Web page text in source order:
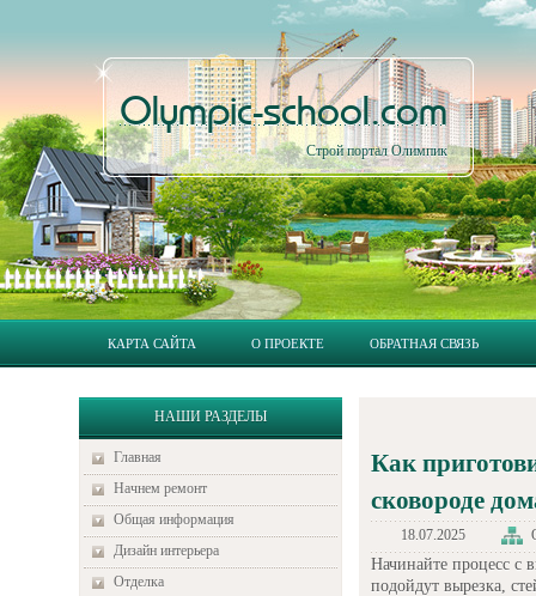
Olympic-school.com
Строй портал Олимпик
КАРТА САЙТА О ПРОЕКТЕ ОБРАТНАЯ СВЯЗЬ
НАШИ РАЗДЕЛЫ
Главная
Начнем ремонт
Общая информация
Дизайн интерьера
Отделка
Как
сковороде
18.07.2025
Начинайте процесс с
подойдут вырезка,